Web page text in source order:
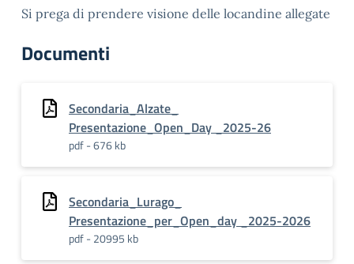
Si prega di prendere visione delle locandine allegate
Documenti
Secondaria_Alzate_
Presentazione_Open_Day _2025-26
pdf - 676 kb
Secondaria_Lurago_
Presentazione_per_Open_day _2025-2026
pdf - 20995 kb